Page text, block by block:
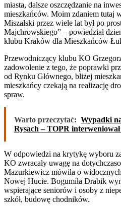
miasta, dalsze oszczędzanie na
mieszkańców. Moim zdaniem tutaj
Miszalski przez wiele lat był po
Majchrowskiego” – powiedział
klubu Kraków dla Mieszkańców
Przewodniczący klubu KO
zadowolenie z tego, że poprawki
od Rynku Głównego, bliżej
mieszkańcy czekają na realizację
spraw.
Warto przeczytać: Wypadki
Rysach – TOPR
W odpowiedzi na krytykę wyboru
KO zwracały uwagę na
Mazurkiewicz mówiła o
Nowej Hucie. Bogumiła Drabik
wspierające seniorów i osoby z
szkół, budowę chodników.